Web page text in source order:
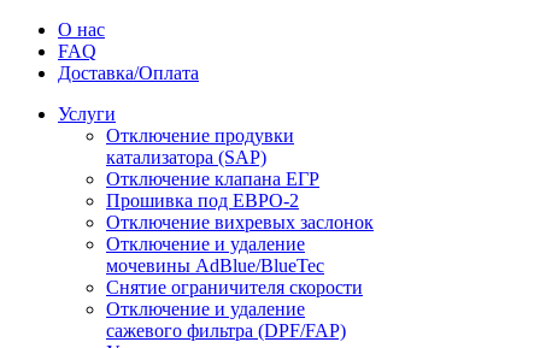
О нас
FAQ
Доставка/Оплата
Услуги
Отключение продувки
катализатора (SAP)
Отключение клапана ЕГР
Прошивка под ЕВРО-2
Отключение вихревых заслонок
Отключение и удаление
мочевины AdBlue/BlueTec
Снятие ограничителя скорости
Отключение и удаление
сажевого фильтра (DPF/FAP)